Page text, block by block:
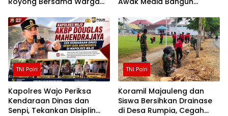
TNI Polri
Kapolres Wajo Periksa
Kendaraan Dinas dan
Senpi, Tekankan Disiplin
TNI Polri
Koramil Majauleng dan
Siswa Bersihkan Drainase
di Desa Rumpia, Cegah